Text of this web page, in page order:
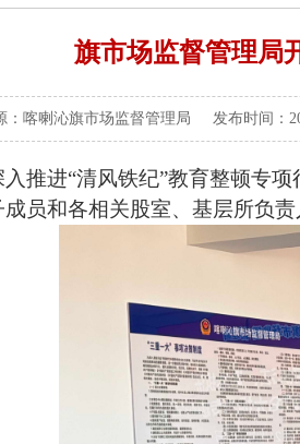
旗市场监督管理局
：喀喇沁旗市场监督管理局 发布时间：
入推进“清风铁纪”教育整顿专
员和各相关股室、基层所负责